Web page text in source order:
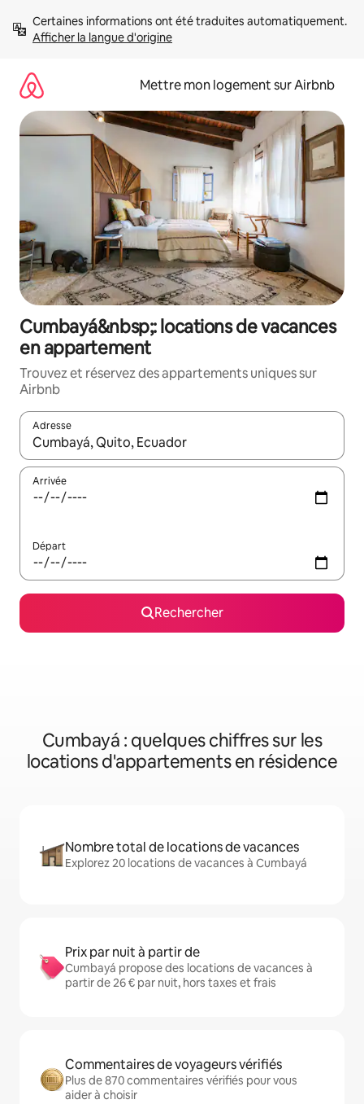
directement
Afficher la langue d'origine
Mettre mon logement sur Airbnb
Cumbayá&nbsp;: locations de vacances
en appartement
Trouvez et réservez des appartements uniques sur
Airbnb
Adresse
Lorsque les résultats s'affichent, utilisez les flèches vers le
Arrivée
Départ
Rechercher
Cumbayá : quelques chiffres sur les
locations d'appartements en résidence
Nombre total de locations de vacances
Explorez 20 locations de vacances à Cumbayá
Prix par nuit à partir de
Cumbayá propose des locations de vacances à
partir de 26 € par nuit, hors taxes et frais
Commentaires de voyageurs vérifiés
Plus de 870 commentaires vérifiés pour vous
aider à choisir